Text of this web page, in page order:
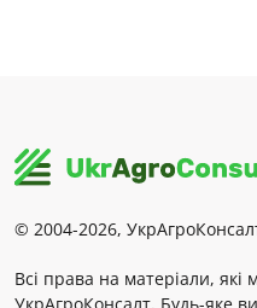
© 2004-2026,
Всі права на матеріали, які
УкрАгроКонсалт. Будь-яке